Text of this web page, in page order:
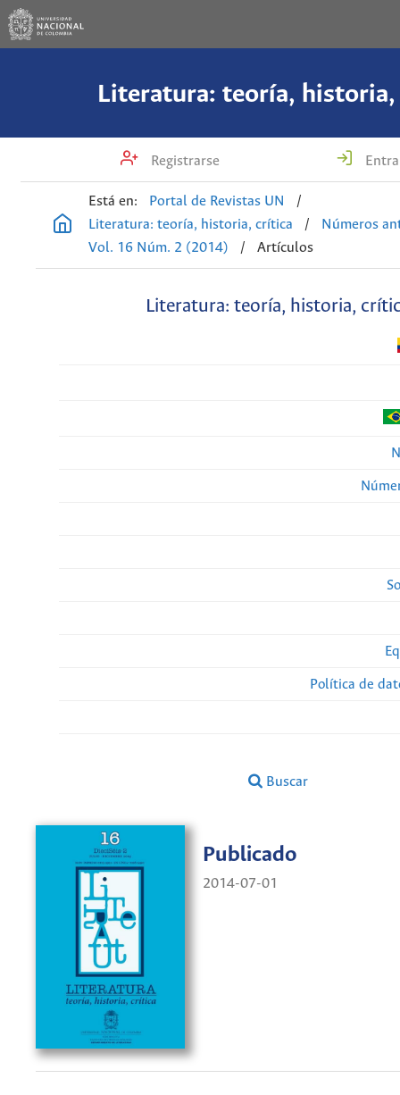
Literatura: teoría,
Registrarse
Está en: Portal de Revistas UN
/
Literatura: teoría, historia, crítica
/
Números
Vol. 16 Núm. 2 (2014)
/ Artículos
Literatura: teoría, historia,
Política de
Buscar
Publicado
2014-07-01